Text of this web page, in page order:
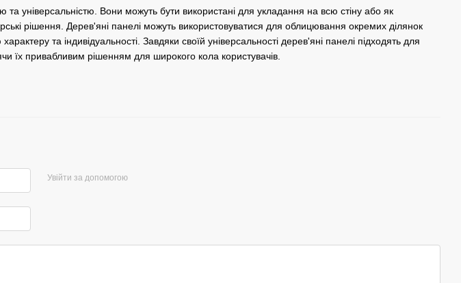
та універсальністю. Вони можуть бути використані для укладання на всю стіну або як
рішення. Дерев'яні панелі можуть використовуватися для облицювання окремих ділянок
та індивідуальності. Завдяки своїй універсальності дерев'яні панелі підходять для
їх привабливим рішенням для широкого кола користувачів.
Увійти за допомогою